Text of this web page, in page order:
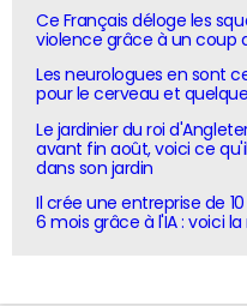
Ce Français déloge les
violence grâce à un coup
Les neurologues en sont
pour le cerveau et
Le jardinier du roi
avant fin août, voici ce
dans son jardin
Il crée une entreprise de
6 mois grâce à l'IA : voici